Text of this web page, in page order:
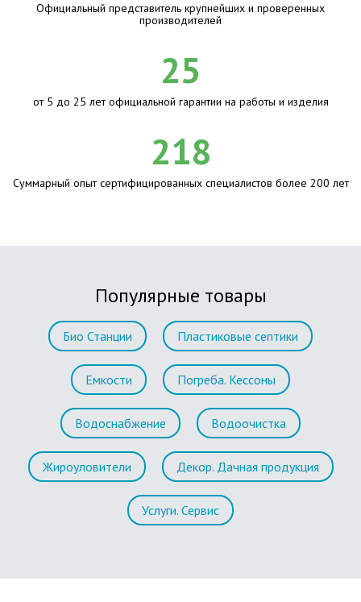
Официальный представитель крупнейших и проверенных
производителей
25
от 5 до 25 лет официальной гарантии на работы и изделия
218
Суммарный опыт сертифицированных специалистов более 200 лет
Популярные товары
Био Станции Пластиковые септики
Емкости Погреба. Кессоны
Водоснабжение Водоочистка
Жироуловители Декор. Дачная продукция
Услуги. Сервис